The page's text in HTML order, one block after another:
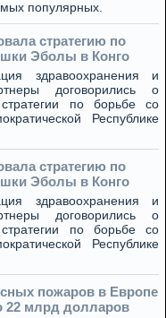
популярных.
стратегию по
Эболы в Конго
здравоохранения и
договорились о
по борьбе со
Республике
стратегию по
Эболы в Конго
здравоохранения и
договорились о
по борьбе со
Республике
пожаров в Европе
22 млрд долларов